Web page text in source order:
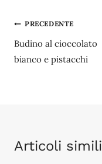
Navigazione
articoli
PRECEDENTE
Budino al cioccolato
bianco e pistacchi
Articoli simili